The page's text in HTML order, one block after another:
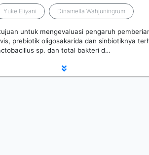
Yuke Eliyani Dinamella Wahjuningrum
untuk mengevaluasi pengaruh
prebiotik oligosakarida dan sinbiotiknya
sp. dan total bakteri d…